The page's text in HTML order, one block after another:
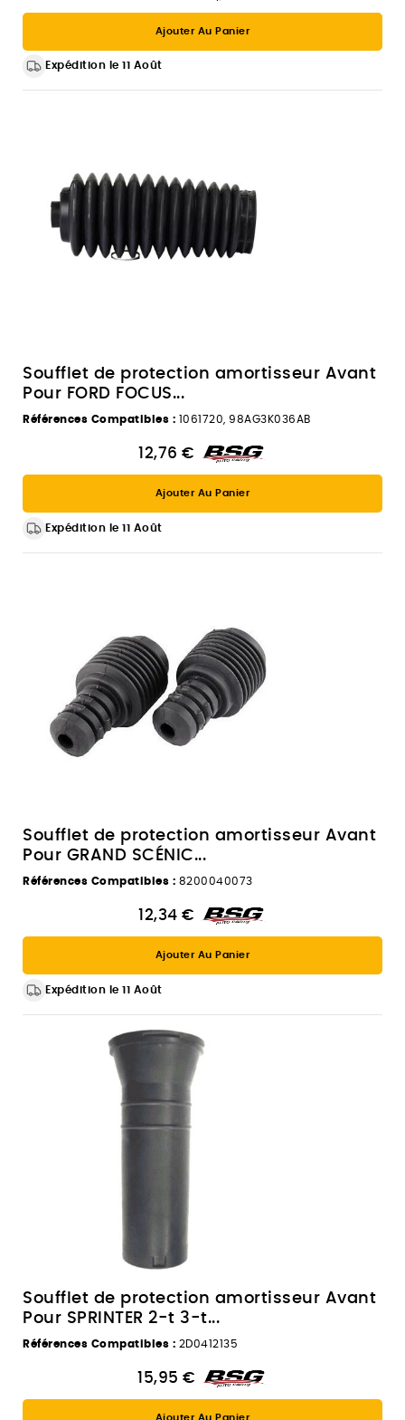
Ajouter Au Panier
Expédition le 11 Août
Soufflet de protection amortisseur Avant
Pour FORD FOCUS...
Références Compatibles : 1061720, 98AG3K036AB
12,76 €
Ajouter Au Panier
Expédition le 11 Août
Soufflet de protection amortisseur Avant
Pour GRAND SCÉNIC...
Références Compatibles : 8200040073
12,34 €
Ajouter Au Panier
Expédition le 11 Août
Soufflet de protection amortisseur Avant
Pour SPRINTER 2-t 3-t...
Références Compatibles : 2D0412135
15,95 €
Ajouter Au Panier